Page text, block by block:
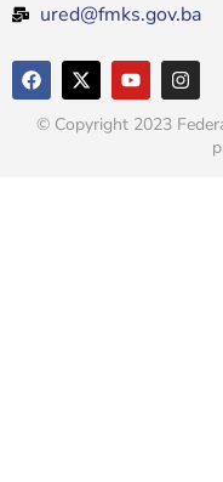
ured@fmks.gov.ba
© Copyright 2023